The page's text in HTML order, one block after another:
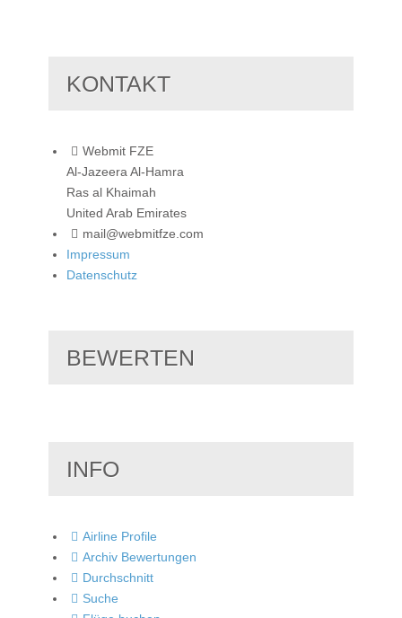
KONTAKT
Webmit FZE
Al-Jazeera Al-Hamra
Ras al Khaimah
United Arab Emirates
mail@webmitfze.com
Impressum
Datenschutz
BEWERTEN
INFO
Airline Profile
Archiv Bewertungen
Durchschnitt
Suche